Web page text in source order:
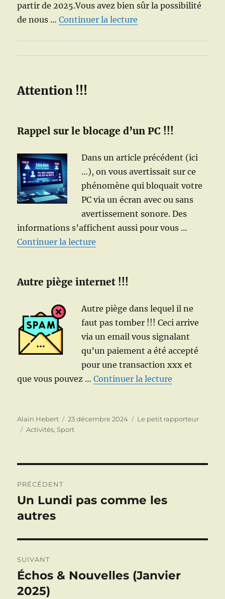
partir de 2025.Vous avez bien sûr la possibilité
de nous …Continuer la lecture
Attention !!!
Rappel sur le blocage d’un PC !!!
Dans un article précédent (ici
…), on vous avertissait sur ce
phénomène qui bloquait votre
PC via un écran avec ou sans
avertissement sonore. Des
informations s’affichent aussi pour vous …
Continuer la lecture
Autre piège internet !!!
Autre piège dans lequel il ne
faut pas tomber !!! Ceci arrive
via un email vous signalant
qu’un paiement a été accepté
pour une transaction xxx et
que vous pouvez …Continuer la lecture
Auteur
Alain Hebert
Publié
le
23 décembre 2024 Catégories
Le petit rapporteur
Étiquettes
Activités,Sport
de
l’article
PRÉCÉDENT
Publication
précédente :
Un Lundi pas comme les
autres
SUIVANT
Publication
suivante :
Échos & Nouvelles (Janvier
2025)